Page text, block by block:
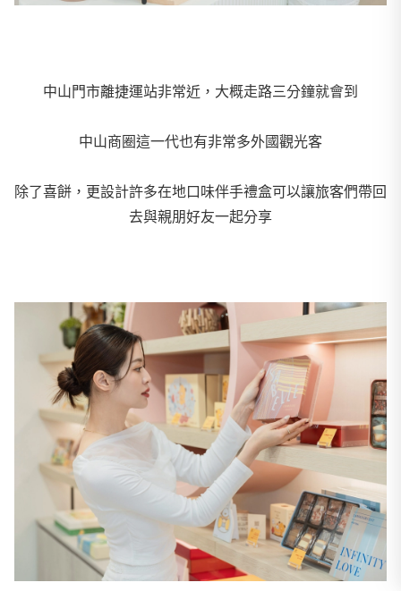
中山門市離捷運站非常近，大概走路三分鐘就會到
中山商圈這一代也有非常多外國觀光客
除了喜餅，更設計許多在地口味伴手禮盒可以讓旅客們帶回
去與親朋好友一起分享